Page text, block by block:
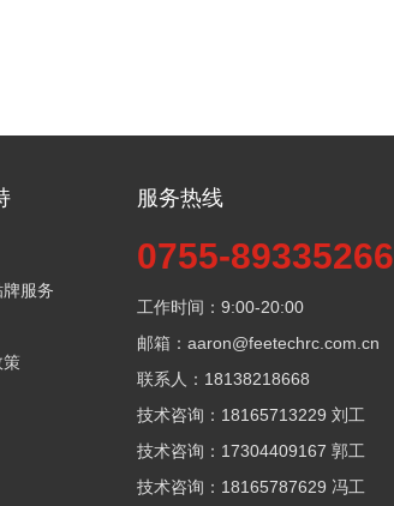
服务
策
服务热线
0755-89335266
工作时间：9:00-20:00
邮箱：aaron@feetechrc.com.cn
联系人：18138218668
技术咨询：18165713229 刘工
技术咨询：17304409167 郭工
技术咨询：18165787629 冯工